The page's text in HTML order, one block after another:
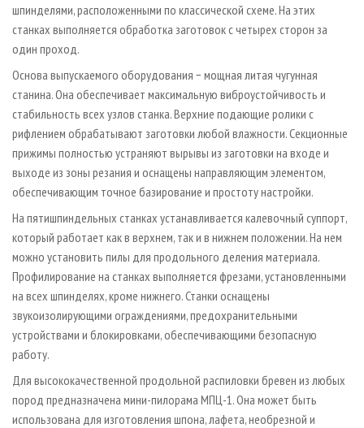
шпинделями, расположенными по классической схеме. На этих
станках выполняется обработка заготовок с четырех сторон за
один проход.
Основа выпускаемого оборудования − мощная литая чугунная
станина. Она обеспечивает максимальную виброустойчивость и
стабильность всех узлов станка. Верхние подающие ролики с
рифлением обрабатывают заготовки любой влажности. Секционные
прижимы полностью устраняют вырывы из заготовки на входе и
выходе из зоны резания и оснащены направляющим элементом,
обеспечивающим точное базирование и простоту настройки.
На пятишпиндельных станках устанавливается калевочный суппорт,
который работает как в верхнем, так и в нижнем положении. На нем
можно установить пилы для продольного деления материала.
Профилирование на станках выполняется фрезами, установленными
на всех шпинделях, кроме нижнего. Станки оснащены
звукоизолирующими ограждениями, предохранительными
устройствами и блокировками, обеспечивающими безопасную
работу.
Для высококачественной продольной распиловки бревен из любых
пород предназначена мини-пилорама МПЦ-1. Она может быть
использована для изготовления шпона, лафета, необрезной и